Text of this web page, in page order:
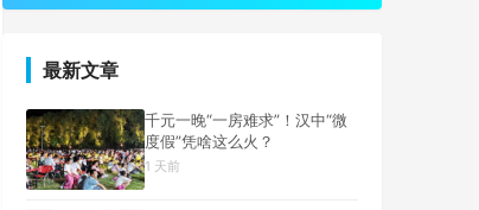
最新文章
千元一晚“一房难求”！汉中“微
度假”凭啥这么火？
1 天前